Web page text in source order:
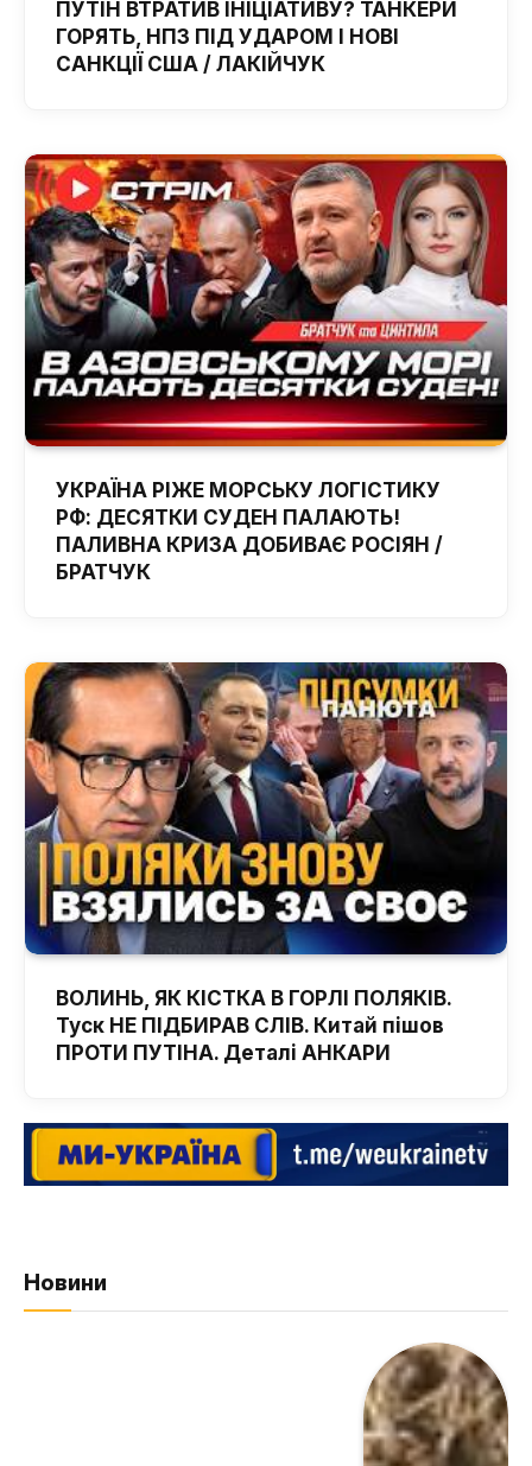
ПУТІН ВТРАТИВ ІНІЦІАТИВУ? ТАНКЕРИ
ГОРЯТЬ, НПЗ ПІД УДАРОМ І НОВІ
САНКЦІЇ США / ЛАКІЙЧУК
УКРАЇНА РІЖЕ МОРСЬКУ ЛОГІСТИКУ
РФ: ДЕСЯТКИ СУДЕН ПАЛАЮТЬ!
ПАЛИВНА КРИЗА ДОБИВАЄ РОСІЯН /
БРАТЧУК
ВОЛИНЬ, ЯК КІСТКА В ГОРЛІ ПОЛЯКІВ.
Туск НЕ ПІДБИРАВ СЛІВ. Китай пішов
ПРОТИ ПУТІНА. Деталі АНКАРИ
Новини